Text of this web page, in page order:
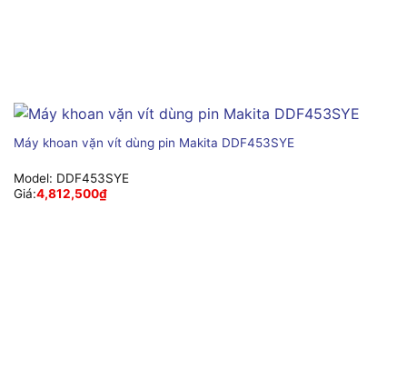
Máy khoan vặn vít dùng pin Makita DDF453SYE
Model: DDF453SYE
Giá:4,812,500₫